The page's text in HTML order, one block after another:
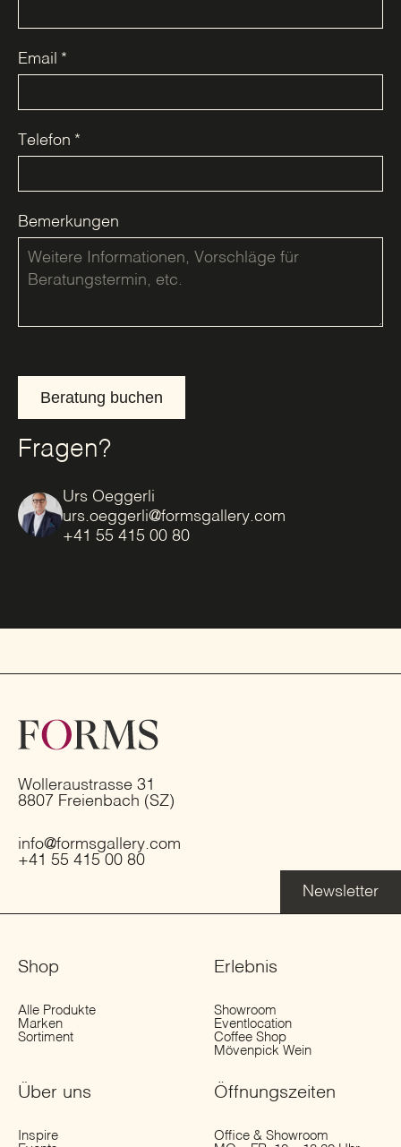
Email *
Telefon *
Bemerkungen
Beratung buchen
Fragen?
Urs Oeggerli
urs.oeggerli@formsgallery.com
+41 55 415 00 80
Wolleraustrasse 31
8807 Freienbach (SZ)
info@formsgallery.com
+41 55 415 00 80
Newsletter
Shop
Alle Produkte
Marken
Sortiment
Erlebnis
Showroom
Eventlocation
Coffee Shop
Mövenpick Wein
Über uns
Inspire
Öffnungs­zeiten
Office & Showroom